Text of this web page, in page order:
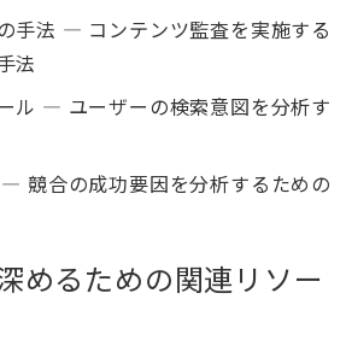
手法 — コンテンツ監査を実施する
法
ル — ユーザーの検索意図を分析す
— 競合の成功要因を分析するための
めるための関連リソー